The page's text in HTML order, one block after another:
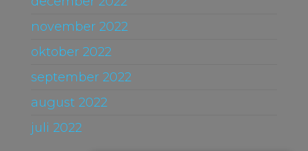
november 2022
oktober 2022
september 2022
august 2022
juli 2022